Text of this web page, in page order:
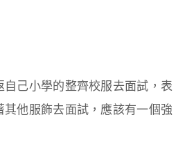
己小學的整齊校服去面試，表
他服飾去面試，應該有一個強